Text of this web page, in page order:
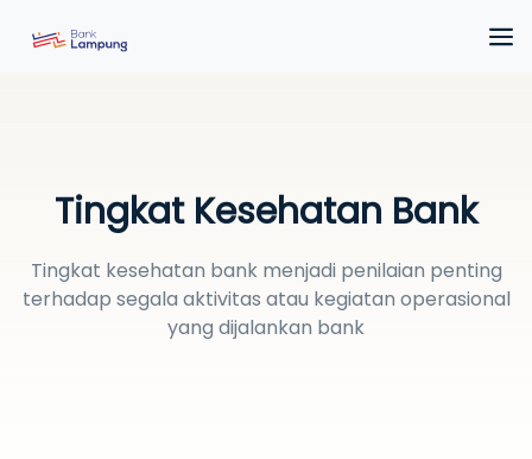
Tingkat Kesehatan Bank
Tingkat kesehatan bank menjadi penilaian penting
terhadap segala aktivitas atau kegiatan operasional
yang dijalankan bank